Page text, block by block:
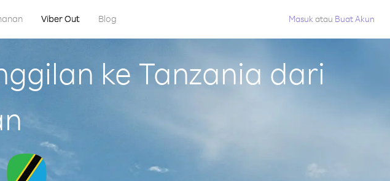
Viber Out Blog Masuk atau Buat Akun
ke Tanzania dari